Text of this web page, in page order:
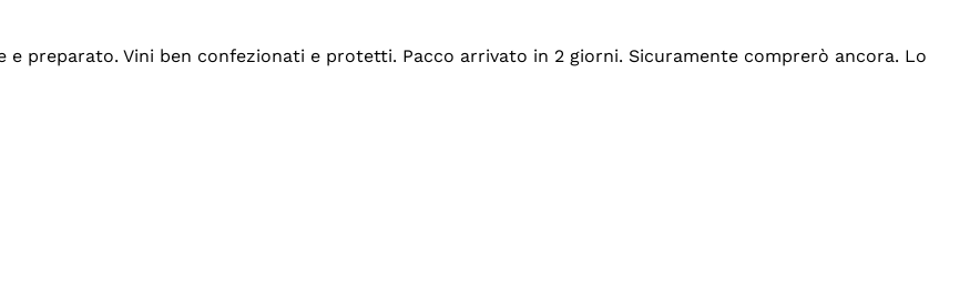
preparato. Vini ben confezionati e protetti. Pacco arrivato in 2 giorni. Sicuramente comprerò ancora. Lo